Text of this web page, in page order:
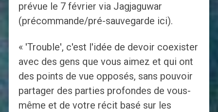
prévue le 7 février via Jagjaguwar
(précommande/pré-sauvegarde ici).
« 'Trouble', c'est l'idée de devoir coexister
avec des gens que vous aimez et qui ont
des points de vue opposés, sans pouvoir
partager des parties profondes de vous-
même et de votre récit basé sur les